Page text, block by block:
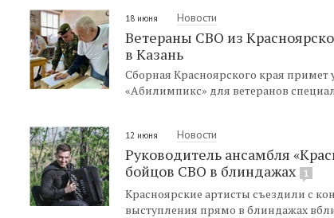
18 июня Новости
Ветераны СВО из
в Казань
Сборная Красноярского края примет
«Абилимпикс» для ветеранов
12 июня Новости
Руководитель ансамбля
бойцов СВО в блиндажах
1
Красноярские артисты съездили с
выступления прямо в блиндажах